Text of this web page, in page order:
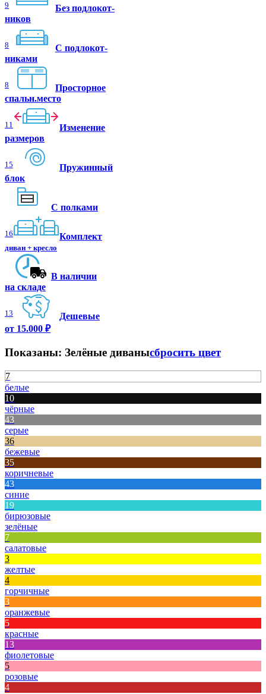
9
Без подлокот-
ников
8
C подлокот-
никами
8
Просторное
спальн.место
11
Изменение
размеров
15
Пружинный
блок
С полками
16 Комплект
диван + кресло
В наличии
на складе
13
Дешевые
от 15.000 ₽
Показаны: Зелёные диванысбросить цвет
7
белые
10
чёрные
43
серые
36
бежевые
35
коричневые
43
синие
19
бирюзовые
зелёные
7
салатовые
3
желтые
4
горчичные
3
оранжевые
5
красные
13
фиолетовые
5
розовые
4